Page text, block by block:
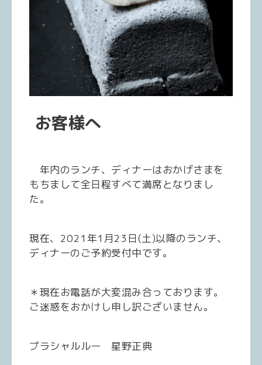
お客様へ
年内のランチ、ディナーはおかげさまを
もちまして全日程すべて満席となりまし
た。
現在、 2021 年1 月23 日(土)以降のランチ、
ディナーのご予約受付中です。
＊現在お電話が大変混み合っております。
ご迷惑をおかけし申し訳ございません。
プラシャルルー 星野正典